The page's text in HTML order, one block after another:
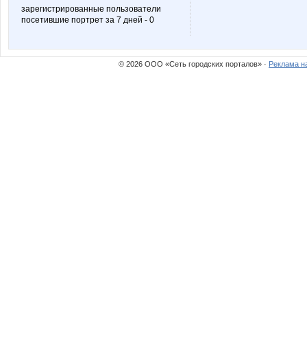
зарегистрированные пользователи
посетившие портрет за 7 дней - 0
© 2026 ООО «Сеть городских порталов» · Реклама